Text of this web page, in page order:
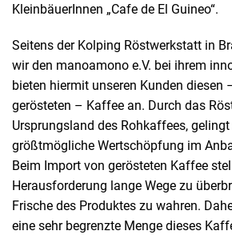
KleinbäuerInnen „Cafe de El Guineo“.
Seitens der Kolping Röstwerkstatt in
wir den manoamono e.V. bei ihrem
bieten hiermit unseren Kunden diesen
gerösteten – Kaffee an. Durch das
Ursprungsland des Rohkaffees, gelingt
größtmögliche Wertschöpfung im
Beim Import von gerösteten Kaffee
Herausforderung lange Wege zu
Frische des Produktes zu wahren.
eine sehr begrenzte Menge dieses